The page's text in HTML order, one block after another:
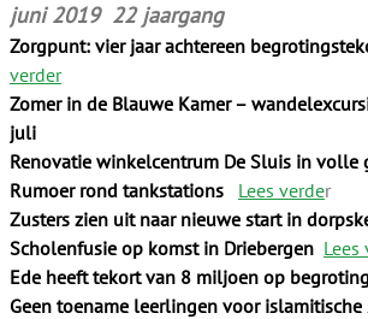
juni 2019 22 jaargang
Zorgpunt: vier jaar achtereen
verder
Zomer in de Blauwe Kamer –
juli
Renovatie winkelcentrum De Sluis in volle
Rumoer rond tankstations
Lees verder
Zusters zien uit naar nieuwe start in
Scholenfusie op komst in Driebergen Lees
Ede heeft tekort van 8 miljoen op begroting
Geen toename leerlingen voor